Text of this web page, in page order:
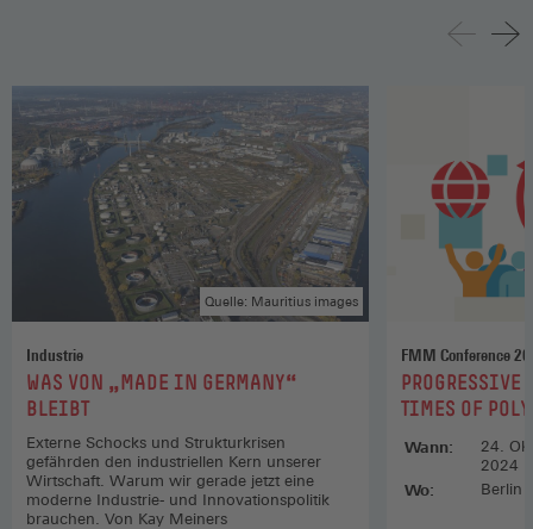
Industrie
:WAS VON „MADE IN GERMANY“
BLEIBT
Quelle: Mauritius images
Externe Schocks und Strukturkrisen
gefährden den industriellen Kern unserer
Wirtschaft. Warum wir gerade jetzt eine
moderne Industrie- und Innovationspolitik
brauchen. Von Kay Meiners
FMM Conference
:PROGRESSIVE
TIMES OF
Wann:
24.
2024
Wo: Berlin